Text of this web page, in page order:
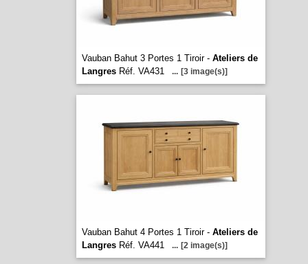
Vauban Bahut 3 Portes 1 Tiroir - Ateliers de
LangresRéf. VA431 ... [3 image(s)]
Vauban Bahut 4 Portes 1 Tiroir - Ateliers de
LangresRéf. VA441 ... [2 image(s)]